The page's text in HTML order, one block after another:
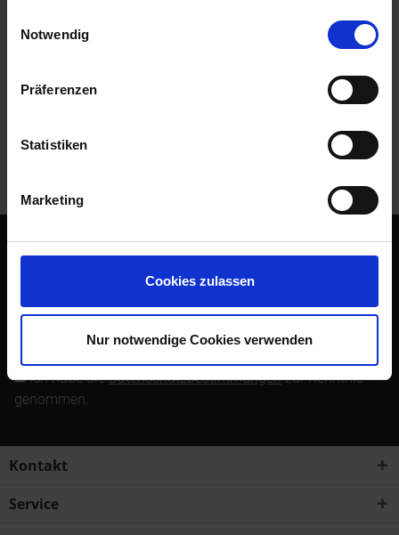
Cookies, wenn Sie unsere Webseite weiterhin nutzen.
Notwendig
Präferenzen
Statistiken
Marketing
Cookies zulassen
Nur notwendige Cookies verwenden
Die Geschenkidee für jeden BMW 2V Boxer Enthusiasten.
mehr
Abonnieren Sie den kostenlosen Newsletter und verpassen
Sie keine Neuigkeit oder Aktion mehr von Siebenrock.
Ich habe dieDatenschutzbestimmungenzur Kenntnis
genommen.
Kontakt
Service